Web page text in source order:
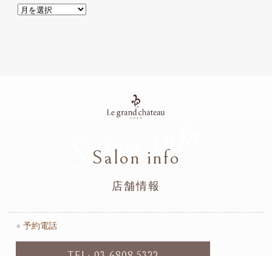
Salon info
Salon info
店舗情報
● 予約電話